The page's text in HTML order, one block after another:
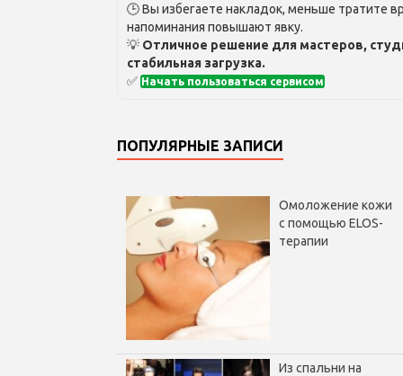
🕒 Вы избегаете накладок, меньше тратите
напоминания повышают явку.
💡 Отличное решение для мастеров,
стабильная загрузка.
✅ Начать пользоваться сервисом
ПОПУЛЯРНЫЕ ЗАПИСИ
Омоложение кожи
с помощью ELOS-
терапии
Из спальни на